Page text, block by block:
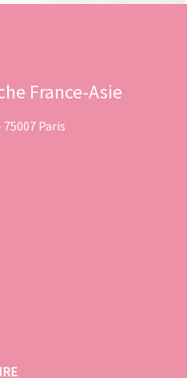
France-Asie
Paris